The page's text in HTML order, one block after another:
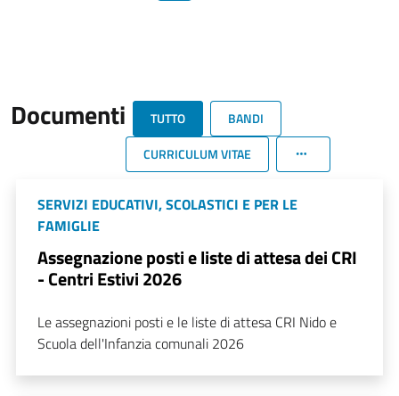
Documenti TUTTO
BANDI
CURRICULUM VITAE
SERVIZI EDUCATIVI, SCOLASTICI E PER LE
FAMIGLIE
Assegnazione posti e liste di attesa dei CRI
- Centri Estivi 2026
Le assegnazioni posti e le liste di attesa CRI Nido e
Scuola dell'Infanzia comunali 2026